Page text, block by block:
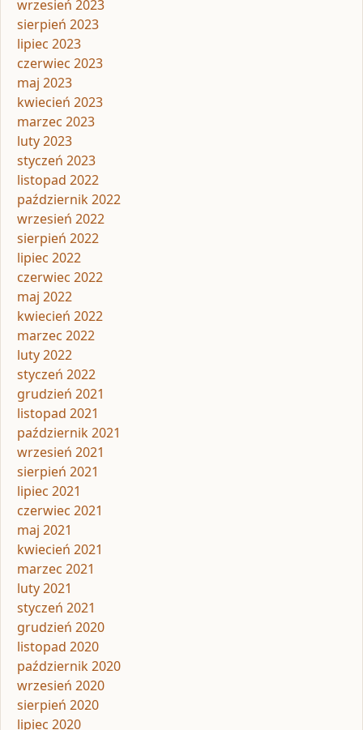
wrzesień 2023
sierpień 2023
lipiec 2023
czerwiec 2023
maj 2023
kwiecień 2023
marzec 2023
luty 2023
styczeń 2023
listopad 2022
październik 2022
wrzesień 2022
sierpień 2022
lipiec 2022
czerwiec 2022
maj 2022
kwiecień 2022
marzec 2022
luty 2022
styczeń 2022
grudzień 2021
listopad 2021
październik 2021
wrzesień 2021
sierpień 2021
lipiec 2021
czerwiec 2021
maj 2021
kwiecień 2021
marzec 2021
luty 2021
styczeń 2021
grudzień 2020
listopad 2020
październik 2020
wrzesień 2020
sierpień 2020
lipiec 2020